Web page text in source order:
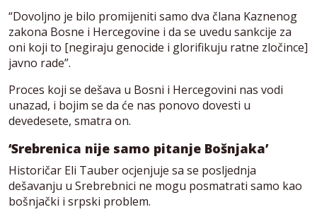
“Dovoljno je bilo promijeniti samo dva člana Kaznenog
zakona Bosne i Hercegovine i da se uvedu sankcije za
oni koji to [negiraju genocide i glorifikuju ratne zločince]
javno rade”.
Proces koji se dešava u Bosni i Hercegovini nas vodi
unazad, i bojim se da će nas ponovo dovesti u
devedesete, smatra on.
‘Srebrenica nije samo pitanje Bošnjaka’
Historičar Eli Tauber ocjenjuje sa se posljednja
dešavanju u Srebrebnici ne mogu posmatrati samo kao
bošnjački i srpski problem.